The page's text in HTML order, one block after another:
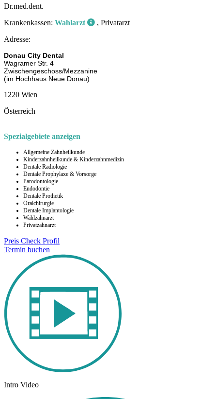
Dr.med.dent.
Krankenkassen: Wahlarzt
, Privatarzt
Adresse:
Donau City Dental
Wagramer Str. 4
Zwischengeschoss/Mezzanine
(im Hochhaus Neue Donau)
1220 Wien
Österreich
Spezialgebiete anzeigen
Allgemeine Zahnheilkunde
Kinderzahnheilkunde & Kinderzahnmedizin
Dentale Radiologie
Dentale Prophylaxe & Vorsorge
Parodontologie
Endodontie
Dentale Prothetik
Oralchirurgie
Dentale Implantologie
Wahlzahnarzt
Privatzahnarzt
Preis Check Profil
Termin buchen
Intro Video